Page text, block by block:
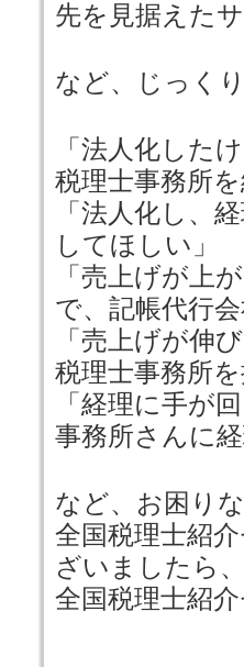
先を見据えた
など、じっく
「法人化した
税理士事務所
「法人化し、
してほしい」
「売上げが上
で、記帳代行
「売上げが伸
税理士事務所を
「経理に手が
事務所さんに
など、お困り
全国税理士紹
ざいましたら、
全国税理士紹